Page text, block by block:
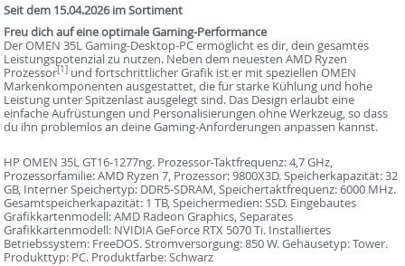
Seit dem 15.04.2026 im Sortiment
Freu dich auf eine optimale Gaming-Performance
Der OMEN 35L Gaming-Desktop-PC ermöglicht es dir, dein gesamtes
Leistungspotenzial zu nutzen. Neben dem neuesten AMD Ryzen
Prozessor[1] und fortschrittlicher Grafik ist er mit speziellen OMEN
Markenkomponenten ausgestattet, die für starke Kühlung und hohe
Leistung unter Spitzenlast ausgelegt sind. Das Design erlaubt eine
einfache Aufrüstungen und Personalisierungen ohne Werkzeug, so dass
du ihn problemlos an deine Gaming-Anforderungen anpassen kannst.
HP OMEN 35L GT16-1277ng. Prozessor-Taktfrequenz: 4,7 GHz,
Prozessorfamilie: AMD Ryzen 7, Prozessor: 9800X3D. Speicherkapazität: 32
GB, Interner Speichertyp: DDR5-SDRAM, Speichertaktfrequenz: 6000 MHz.
Gesamtspeicherkapazität: 1 TB, Speichermedien: SSD. Eingebautes
Grafikkartenmodell: AMD Radeon Graphics, Separates
Grafikkartenmodell: NVIDIA GeForce RTX 5070 Ti. Installiertes
Betriebssystem: FreeDOS. Stromversorgung: 850 W. Gehäusetyp: Tower.
Produkttyp: PC. Produktfarbe: Schwarz